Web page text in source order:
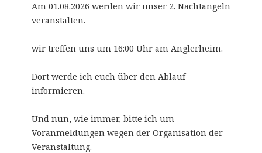
Am 01.08.2026 werden wir unser 2. Nachtangeln
veranstalten.
wir treffen uns um 16:00 Uhr am Anglerheim.
Dort werde ich euch über den Ablauf
informieren.
Und nun, wie immer, bitte ich um
Voranmeldungen wegen der Organisation der
Veranstaltung.